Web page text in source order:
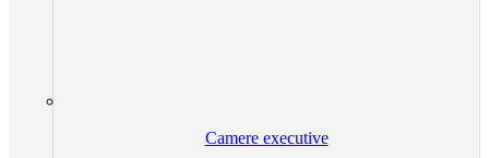
Camere executive